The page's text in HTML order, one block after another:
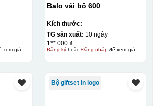
thể sử dụng trên đa dạng các sản
tiêu biểu là:
xem giá
Balo vải bố 600
Kích thước:
TG sản xuất: 10 ngày
1**.000 ₫
Đăng kýhoặc Đăng nhậpđể xem giá
Bộ giftset In logo